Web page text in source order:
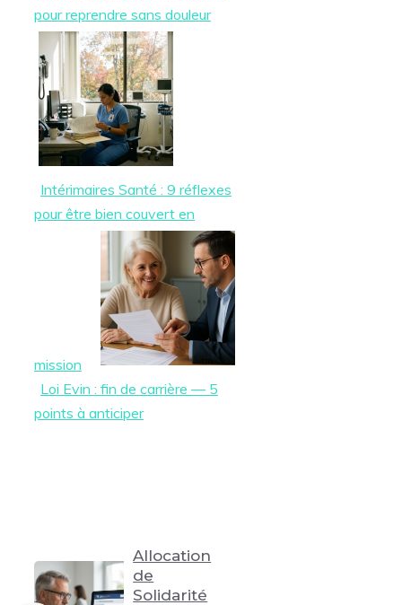
pour reprendre sans douleur
Intérimaires Santé : 9 réflexes
pour être bien couvert en
mission
Loi Evin : fin de carrière — 5
points à anticiper
Allocation
de
Solidarité